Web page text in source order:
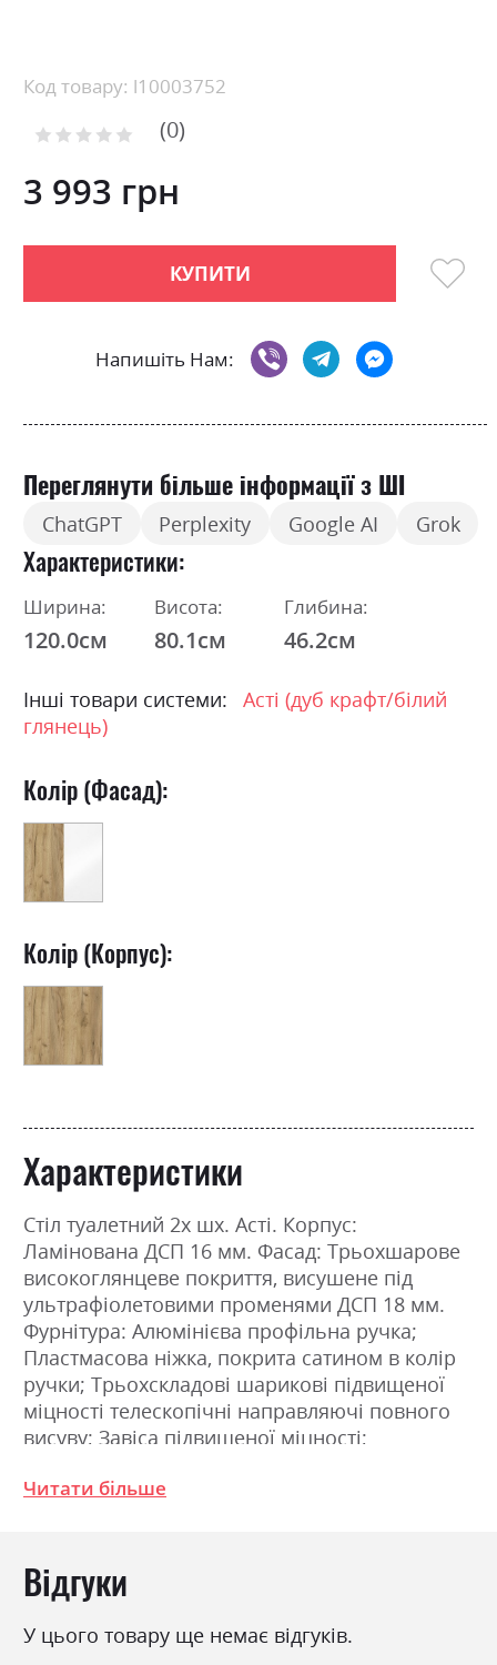
beginning
the
gallery
Код товару: l10003752
Рейтинг: 0
3 993 грн
КУПИТИ
Напишіть Нам:
Переглянути більше інформації з ШІ
ChatGPT Perplexity Google AI Grok
Характеристики
Ширина:
120.0см
Висота:
80.1см
Глибина:
46.2см
Інші товари системи:
Асті (дуб крафт/білий
глянець)
Колір (Фасад):
Колір (Корпус):
Характеристики
Стіл туалетний 2х шх. Асті. Корпус:
Ламінована ДСП 16 мм. Фасад: Трьохшарове
високоглянцеве покриття, висушене під
ультрафіолетовими променями ДСП 18 мм.
Фурнітура: Алюмінієва профільна ручка;
Пластмасова ніжка, покрита сатином в колір
ручки; Трьохскладові шарикові підвищеної
міцності телескопічні направляючі повного
висуву; Завіса підвищеної міцності;
ексцентрикової стяжки (MINIFIX). Розміри:
Колір (Фасад):
дуб крафт/білий глянець
Читати більше
Відгуки
У цього товару ще немає відгуків.